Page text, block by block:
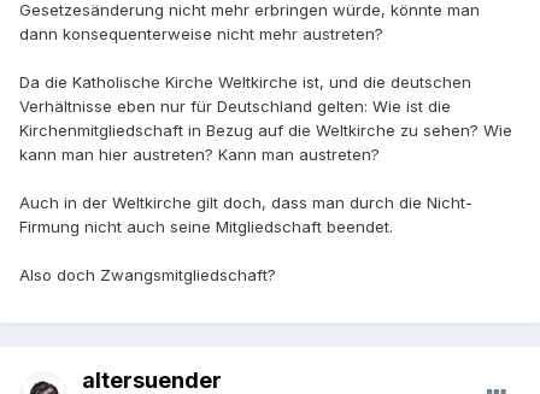
Gesetzesänderung nicht mehr erbringen würde, könnte man
dann konsequenterweise nicht mehr austreten?
Da die Katholische Kirche Weltkirche ist, und die deutschen
Verhältnisse eben nur für Deutschland gelten: Wie ist die
Kirchenmitgliedschaft in Bezug auf die Weltkirche zu sehen? Wie
kann man hier austreten? Kann man austreten?
Auch in der Weltkirche gilt doch, dass man durch die Nicht-
Firmung nicht auch seine Mitgliedschaft beendet.
Also doch Zwangsmitgliedschaft?
altersuender